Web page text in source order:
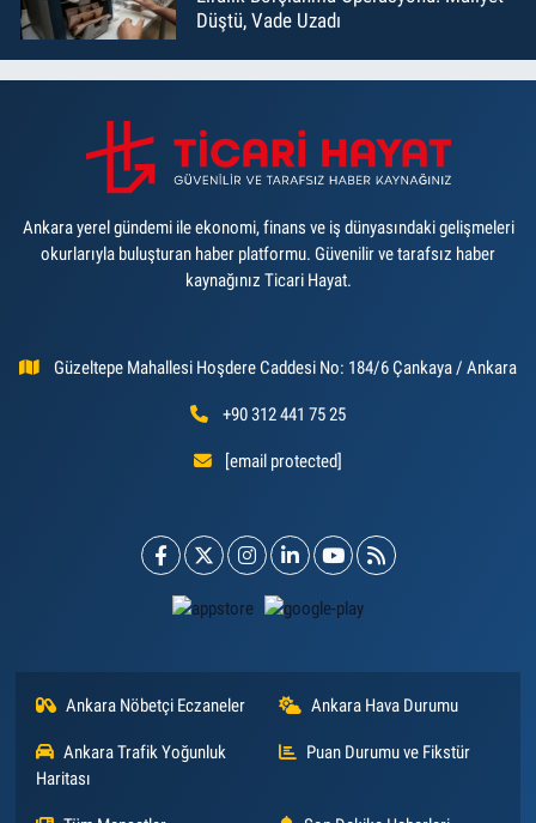
Düştü, Vade Uzadı
Ankara yerel gündemi ile ekonomi, finans ve iş dünyasındaki gelişmeleri
okurlarıyla buluşturan haber platformu. Güvenilir ve tarafsız haber
kaynağınız Ticari Hayat.
Güzeltepe Mahallesi Hoşdere Caddesi No: 184/6 Çankaya / Ankara
+90 312 441 75 25
[email protected]
Ankara Nöbetçi Eczaneler Ankara Hava Durumu
Ankara Trafik Yoğunluk
Haritası
Puan Durumu ve Fikstür